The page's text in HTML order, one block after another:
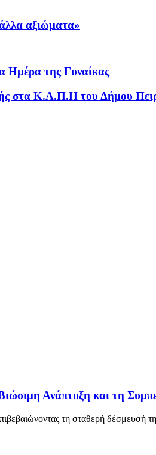
αξιώματα»
Ημέρα της Γυναίκας
στα Κ.Α.Π.Η του Δήμου
Ανάπτυξη και τη
τη σταθερή δέσμευσή